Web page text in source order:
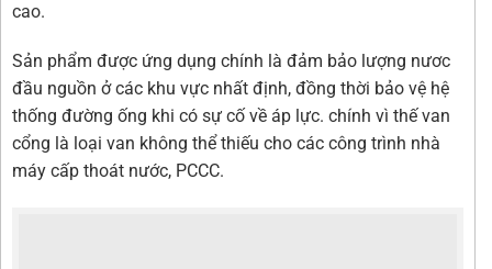
cao.
Sản phẩm được ứng dụng chính là đảm bảo lượng nươc
đầu nguồn ở các khu vực nhất định, đồng thời bảo vệ hệ
thống đường ống khi có sự cố về áp lực. chính vì thế van
cổng là loại van không thể thiếu cho các công trình nhà
máy cấp thoát nước, PCCC.